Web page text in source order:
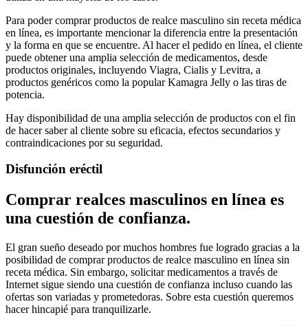
Para poder comprar productos de realce masculino sin receta médica
en línea, es importante mencionar la diferencia entre la presentación
y la forma en que se encuentre. Al hacer el pedido en línea, el cliente
puede obtener una amplia selección de medicamentos, desde
productos originales, incluyendo Viagra, Cialis y Levitra, a
productos genéricos como la popular Kamagra Jelly o las tiras de
potencia.
Hay disponibilidad de una amplia selección de productos con el fin
de hacer saber al cliente sobre su eficacia, efectos secundarios y
contraindicaciones por su seguridad.
Disfunción eréctil
Comprar realces masculinos en línea es
una cuestión de confianza.
El gran sueño deseado por muchos hombres fue logrado gracias a la
posibilidad de comprar productos de realce masculino en línea sin
receta médica. Sin embargo, solicitar medicamentos a través de
Internet sigue siendo una cuestión de confianza incluso cuando las
ofertas son variadas y prometedoras. Sobre esta cuestión queremos
hacer hincapié para tranquilizarle.